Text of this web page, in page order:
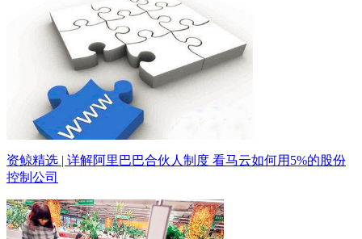
资鲸精选 | 详解阿里巴巴合伙人制度 看马云如何用5%的股份
控制公司